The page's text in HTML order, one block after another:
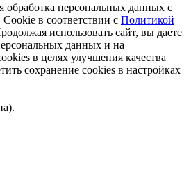
обработка персональных данных с
в соответствии с Политикой
использовать сайт, вы даете
данных и на
в целях улучшения качества
сохранение cookies в настройках